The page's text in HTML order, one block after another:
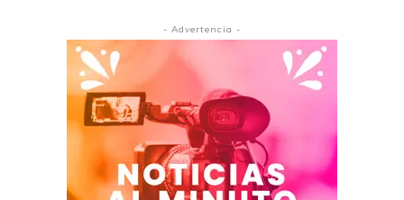
- Advertencia -